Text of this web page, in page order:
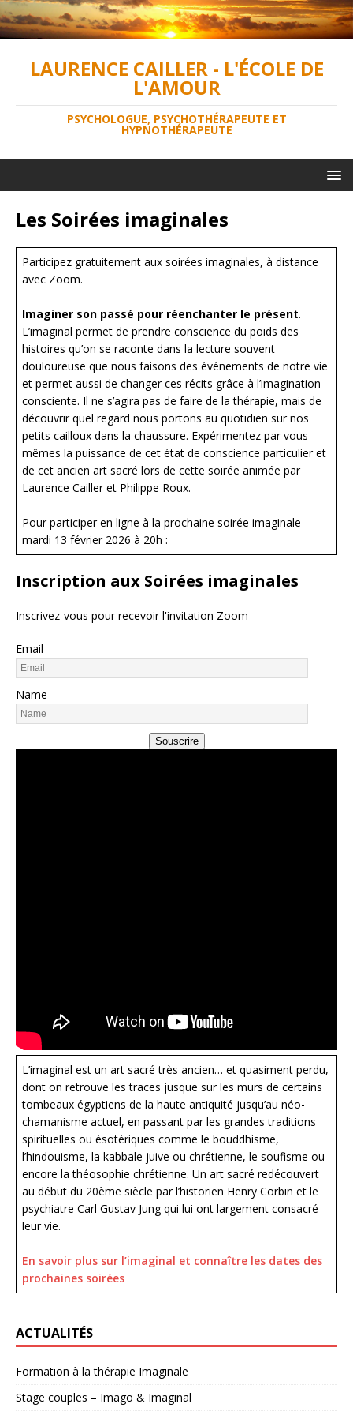
LAURENCE CAILLER - L'ÉCOLE DE
L'AMOUR
PSYCHOLOGUE, PSYCHOTHÉRAPEUTE ET
HYPNOTHÉRAPEUTE
Les Soirées imaginales
Participez gratuitement aux soirées imaginales, à distance
avec Zoom.
Imaginer son passé pour réenchanter le présent.
L’imaginal permet de prendre conscience du poids des
histoires qu’on se raconte dans la lecture souvent
douloureuse que nous faisons des événements de notre vie
et permet aussi de changer ces récits grâce à l’imagination
consciente. Il ne s’agira pas de faire de la thérapie, mais de
découvrir quel regard nous portons au quotidien sur nos
petits cailloux dans la chaussure. Expérimentez par vous-
mêmes la puissance de cet état de conscience particulier et
de cet ancien art sacré lors de cette soirée animée par
Laurence Cailler et Philippe Roux.
Pour participer en ligne à la prochaine soirée imaginale
mardi 13 février 2026 à 20h :
Inscription aux Soirées imaginales
Inscrivez-vous pour recevoir l'invitation Zoom
Email
Name
Souscrire
L’imaginal est un art sacré très ancien… et quasiment perdu,
dont on retrouve les traces jusque sur les murs de certains
tombeaux égyptiens de la haute antiquité jusqu’au néo-
chamanisme actuel, en passant par les grandes traditions
spirituelles ou ésotériques comme le bouddhisme,
l’hindouisme, la kabbale juive ou chrétienne, le soufisme ou
encore la théosophie chrétienne. Un art sacré redécouvert
au début du 20ème siècle par l’historien Henry Corbin et le
psychiatre Carl Gustav Jung qui lui ont largement consacré
leur vie.
En savoir plus sur l’imaginal et connaître les dates des
prochaines soirées
ACTUALITÉS
Formation à la thérapie Imaginale
Stage couples – Imago & Imaginal